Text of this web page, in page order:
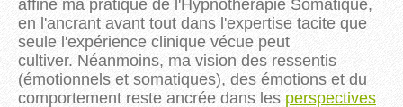
affiné ma pratique de l'Hypnothérapie Somatique,
en l'ancrant avant tout dans l'expertise tacite que
seule l'expérience clinique vécue peut
cultiver. Néanmoins, ma vision des ressentis
(émotionnels et somatiques), des émotions et du
comportement reste ancrée dans les perspectives